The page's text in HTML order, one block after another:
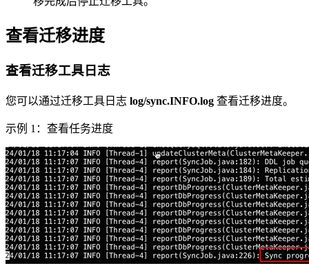
查看迁移进度
查看迁移工具日志
您可以通过迁移工具日志 log/sync.INFO.log 查看迁移进度。
示例 1：查看任务进度